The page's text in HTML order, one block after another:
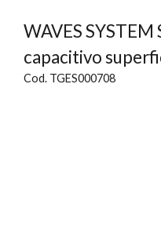
WAVES SYSTEM
capacitivo
Cod. TGES000708